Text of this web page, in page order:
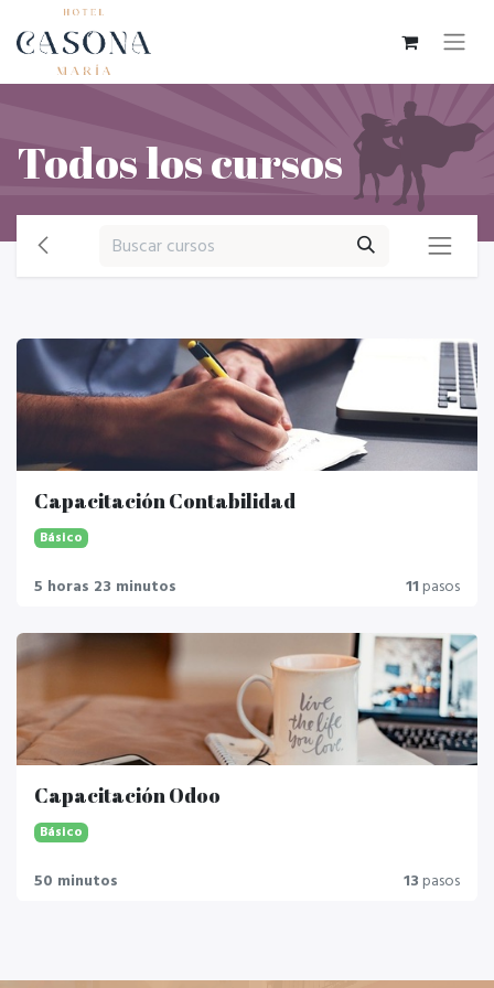
Todos los cursos
Capacitación Contabilidad
Básico
5 horas 23 minutos 11 pasos
Capacitación Odoo
Básico
50 minutos 13 pasos